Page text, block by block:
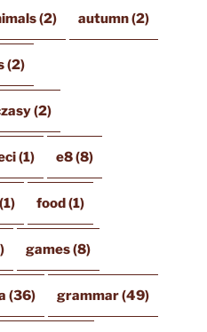
(2) autumn(2)
(2)
(2)
(1) e8(8)
food(1)
games(8)
(36) grammar(49)